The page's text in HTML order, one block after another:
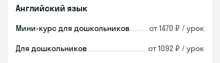
Английский язык
Мини-курс для дошкольников от 1470 ₽ / урок
Для дошкольников от 1092 ₽ / урок